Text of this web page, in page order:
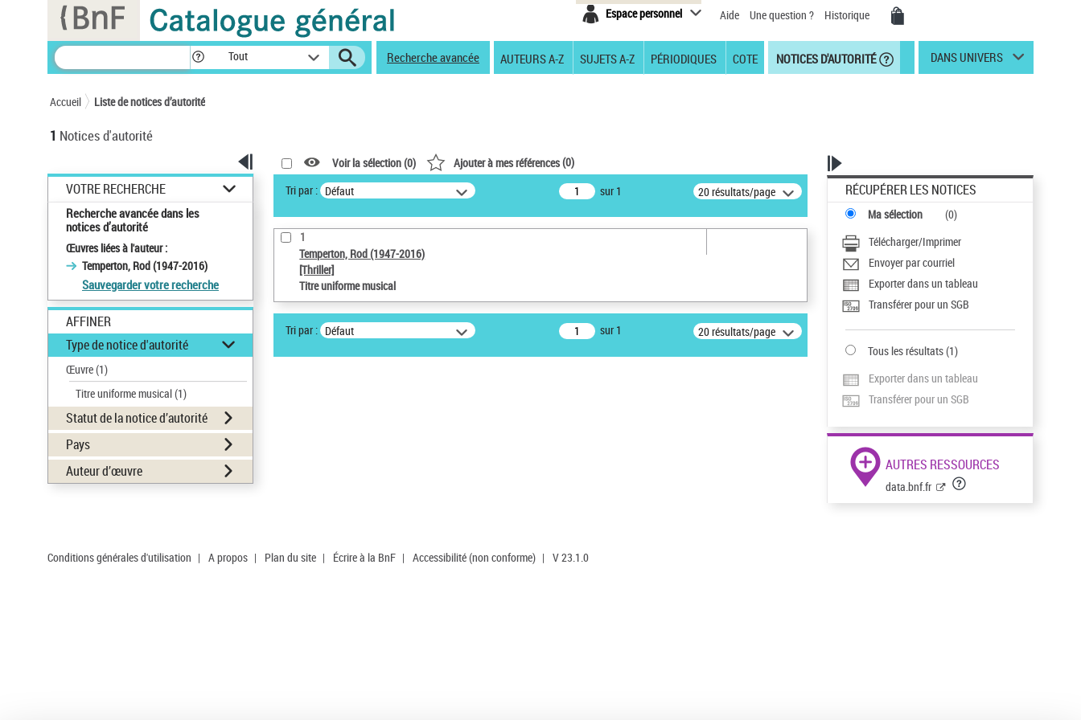
Espace personnel Aide Une question ? Historique
Tout Recherche avancée AUTEURS A-Z SUJETS A-Z PÉRIODIQUES COTE NOTICES D'AUTORITÉ DANS UNIVERS
Accueil Liste de notices d’autorité
1 Notices d'autorité
VOTRE RECHERCHE
Recherche avancée dans les
notices d’autorité
Œuvres liées à l'auteur :
Temperton, Rod (1947-2016)
Sauvegarder votre recherche
AFFINER
Type de notice d'autorité
Œuvre(1)
Titre uniforme musical(1)
Statut de la notice d’autorité
Pays
Auteur d’œuvre
Voir la sélection (0) Ajouter à mes références(0)
Tri par : Défaut sur 1 20 résultats/page
1
Temperton, Rod (1947-2016)
[Thriller]
Titre uniforme musical
Tri par : Défaut sur 1 20 résultats/page
RÉCUPÉRER LES NOTICES
Ma sélection (0)
Télécharger/Imprimer
Envoyer par courriel
Exporter dans un tableau
Transférer pour un SGB
Tous les résultats(1)
Exporter dans un tableau
Transférer pour un SGB
AUTRES RESSOURCES
data.bnf.fr
Conditions générales d'utilisation | A propos | Plan du site | Écrire à la BnF | Accessibilité (non conforme) | V 23.1.0
Panneau de gestion des cookies